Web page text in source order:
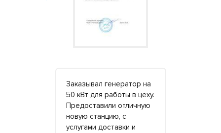
Заказывал генератор на
50 кВт для работы в цеху.
Предоставили отличную
новую станцию, с
услугами доставки и